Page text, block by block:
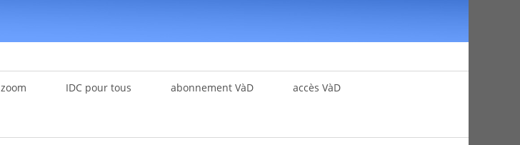
zoom IDC pour tous abonnement VàD accès VàD